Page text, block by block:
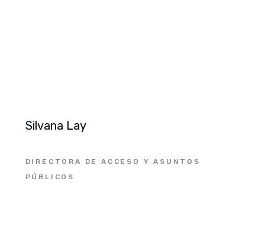
Silvana Lay
DIRECTORA DE ACCESO Y ASUNTOS
PÚBLICOS